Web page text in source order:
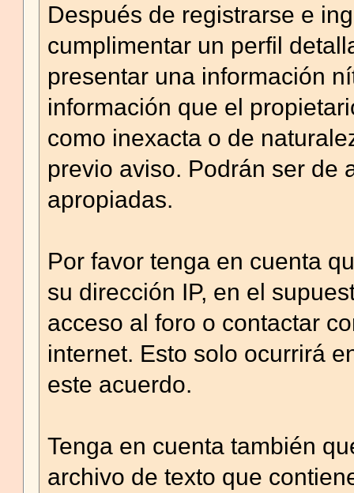
Después de registrarse e
cumplimentar un perfil
presentar una información
información que el
como inexacta o de
previo aviso. Podrán ser de
apropiadas.
Por favor tenga en cuenta
su dirección IP, en el
acceso al foro o contactar
internet. Esto solo ocurrirá
este acuerdo.
Tenga en cuenta también
archivo de texto que